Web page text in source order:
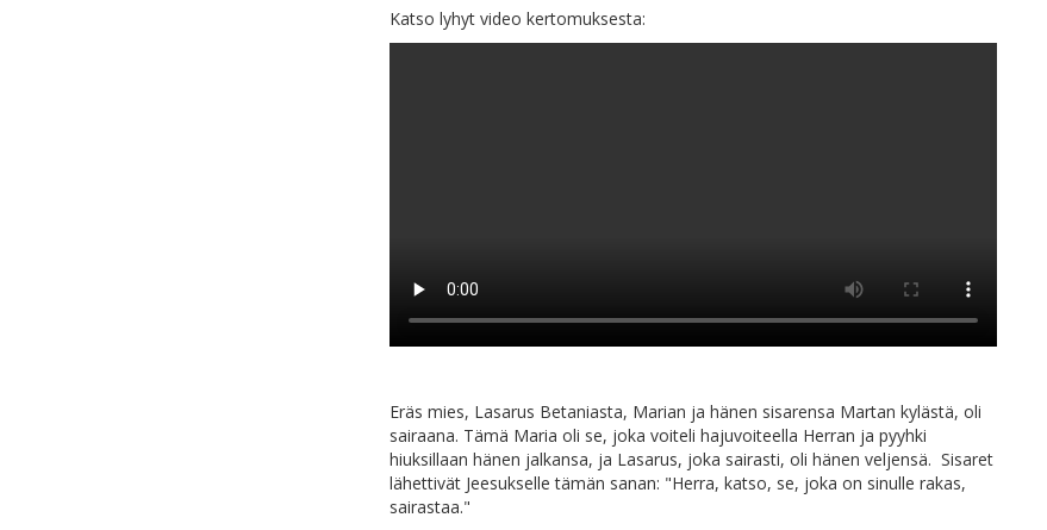
Katso lyhyt video kertomuksesta:
Eräs mies, Lasarus Betaniasta, Marian ja hänen sisarensa Martan kylästä, oli
sairaana. Tämä Maria oli se, joka voiteli hajuvoiteella Herran ja pyyhki
hiuksillaan hänen jalkansa, ja Lasarus, joka sairasti, oli hänen veljensä. Sisaret
lähettivät Jeesukselle tämän sanan: "Herra, katso, se, joka on sinulle rakas,
sairastaa."